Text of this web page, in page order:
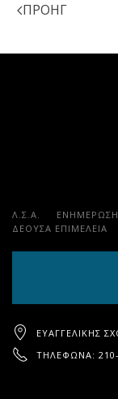
ΠΡΟΗΓ
Λ.Σ.Α. ΕΝΗΜΕΡΩΣΗ
ΔΕΟΥΣΑ ΕΠΙΜΕΛΕΙΑ
ΕΥΑΓΓΕΛΙΚΉΣ
ΤΗΛΈΦΩΝΑ: 210-